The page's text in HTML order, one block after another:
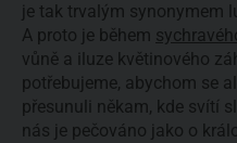
je tak trvalým synonymem
A proto je během
vůně a iluze květinového
potřebujeme, abychom se
přesunuli někam, kde svítí
nás je pečováno jako o